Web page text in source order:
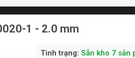
1 - 2.0 mm
Tình trạng: Sẵn kho 7 sản